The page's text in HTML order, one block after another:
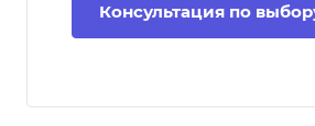
Консультация по